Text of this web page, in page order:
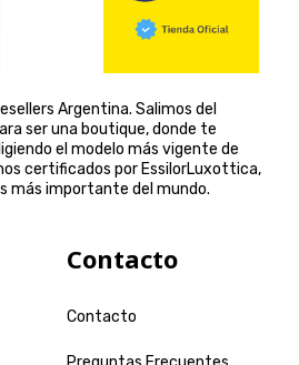
Argentina. Salimos del
ser una boutique, donde te
el modelo más vigente de
certificados por EssilorLuxottica,
más importante del mundo.
Contacto
Contacto